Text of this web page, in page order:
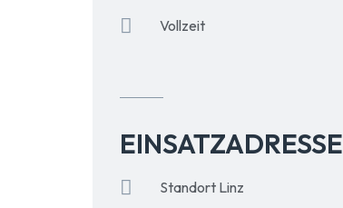
Vollzeit
EINSATZADRESSE
Standort Linz